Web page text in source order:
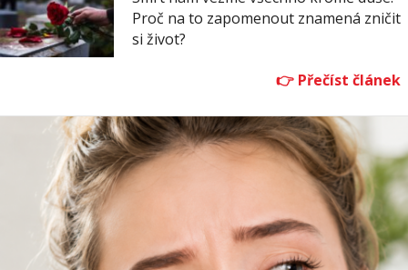
Proč na to zapomenout znamená zničit
si život?